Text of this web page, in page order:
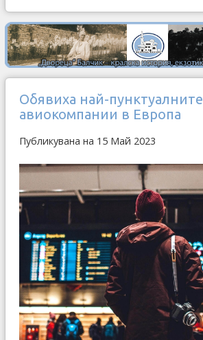
Обявиха най-пунктуалните
авиокомпании в Европа
Публикувана на 15 Май 2023